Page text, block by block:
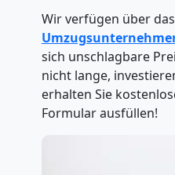
Wir verfügen über
sich unschlagbare
nicht lange,
erhalten Sie
Formular ausfüllen!